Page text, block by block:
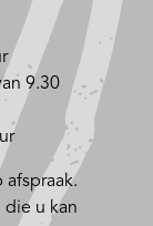
9.30
afspraak.
die u kan